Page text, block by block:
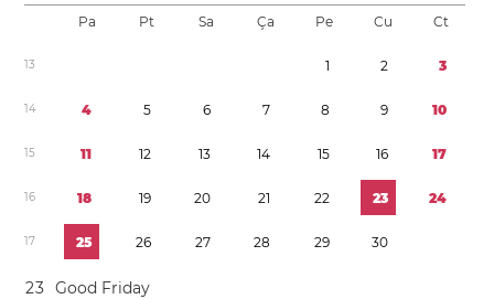
Pa Pt Sa Ça Pe Cu Ct
13 1 2 3
14 4 5 6 7 8 9 10
15 11 12 13 14 15 16 17
16 18 19 20 21 22 23 24
17 25 26 27 28 29 30
23 Good Friday